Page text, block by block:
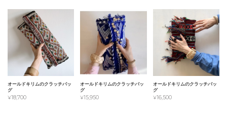
オールドキリムのクラッチバッ
グ
¥18,700
オールドキリムのクラッチバッ
グ
¥15,950
オールドキリムのクラッチバッ
グ
¥16,500